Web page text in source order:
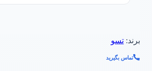
برند: تسو
تماس بگیرید